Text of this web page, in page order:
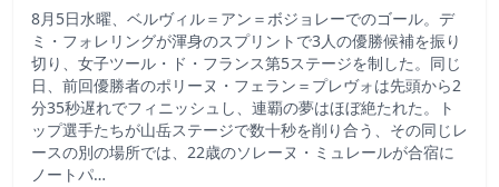
8月5日水曜、ベルヴィル＝アン＝ボジョレーでのゴール。デ
ミ・フォレリングが渾身のスプリントで3人の優勝候補を振り
切り、女子ツール・ド・フランス第5ステージを制した。同じ
日、前回優勝者のポリーヌ・フェラン＝プレヴォは先頭から2
分35秒遅れでフィニッシュし、連覇の夢はほぼ絶たれた。ト
ップ選手たちが山岳ステージで数十秒を削り合う、その同じレ
ースの別の場所では、22歳のソレーヌ・ミュレールが合宿に
ノートパ…